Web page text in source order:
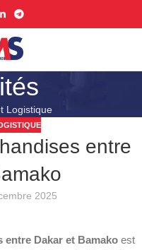
Logistique
entre
2025
entre Dakar et Bamako est